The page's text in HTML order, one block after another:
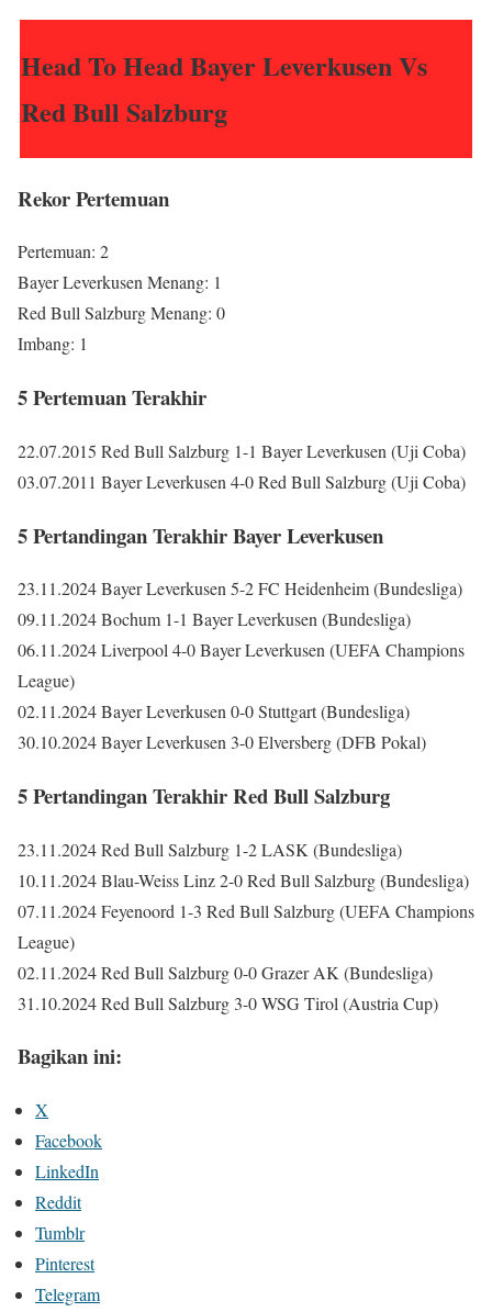
Head To Head Bayer Leverkusen Vs
Red Bull Salzburg
Rekor Pertemuan
Pertemuan: 2
Bayer Leverkusen Menang: 1
Red Bull Salzburg Menang: 0
Imbang: 1
5 Pertemuan Terakhir
22.07.2015 Red Bull Salzburg 1-1 Bayer Leverkusen (Uji Coba)
03.07.2011 Bayer Leverkusen 4-0 Red Bull Salzburg (Uji Coba)
5 Pertandingan Terakhir Bayer Leverkusen
23.11.2024 Bayer Leverkusen 5-2 FC Heidenheim (Bundesliga)
09.11.2024 Bochum 1-1 Bayer Leverkusen (Bundesliga)
06.11.2024 Liverpool 4-0 Bayer Leverkusen (UEFA Champions
League)
02.11.2024 Bayer Leverkusen 0-0 Stuttgart (Bundesliga)
30.10.2024 Bayer Leverkusen 3-0 Elversberg (DFB Pokal)
5 Pertandingan Terakhir Red Bull Salzburg
23.11.2024 Red Bull Salzburg 1-2 LASK (Bundesliga)
10.11.2024 Blau-Weiss Linz 2-0 Red Bull Salzburg (Bundesliga)
07.11.2024 Feyenoord 1-3 Red Bull Salzburg (UEFA Champions
League)
02.11.2024 Red Bull Salzburg 0-0 Grazer AK (Bundesliga)
31.10.2024 Red Bull Salzburg 3-0 WSG Tirol (Austria Cup)
Bagikan ini:
X
Facebook
LinkedIn
Reddit
Tumblr
Pinterest
Telegram